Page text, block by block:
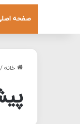
صفحه
خانه /